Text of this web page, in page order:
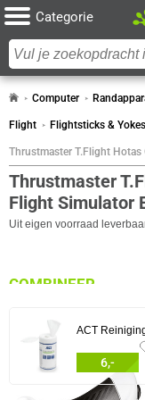
Categorie
Computer
Flight Flightsticks & Yokes
Thrustmaster T.Flight
Thrustmaster
Flight Simulator
Uit eigen voorraad
COMBINEER
ACT
6,-